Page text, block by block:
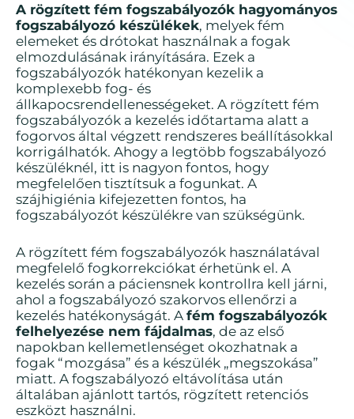
A rögzített fém fogszabályozók hagyományos
fogszabályozó készülékek, melyek fém
elemeket és drótokat használnak a fogak
elmozdulásának irányítására. Ezek a
fogszabályozók hatékonyan kezelik a
komplexebb fog- és
állkapocsrendellenességeket. A rögzített fém
fogszabályozók a kezelés időtartama alatt a
fogorvos által végzett rendszeres beállításokkal
korrigálhatók. Ahogy a legtöbb fogszabályozó
készüléknél, itt is nagyon fontos, hogy
megfelelően tisztítsuk a fogunkat. A
szájhigiénia kifejezetten fontos, ha
fogszabályozót készülékre van szükségünk.
A rögzített fém fogszabályozók használatával
megfelelő fogkorrekciókat érhetünk el. A
kezelés során a páciensnek kontrollra kell járni,
ahol a fogszabályozó szakorvos ellenőrzi a
kezelés hatékonyságát. A fém fogszabályozók
felhelyezése nem fájdalmas, de az első
napokban kellemetlenséget okozhatnak a
fogak “mozgása” és a készülék „megszokása”
miatt. A fogszabályozó eltávolítása után
általában ajánlott tartós, rögzített retenciós
eszközt használni.